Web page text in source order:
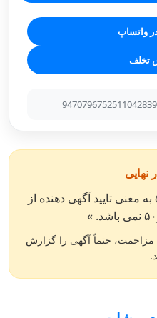
واتساپ
تخلف
« انتشار آگهی در سایت کار۵۰ به معنی تایید آگهی دهنده از
مزاحمت، حتماً آگهی را گزارش